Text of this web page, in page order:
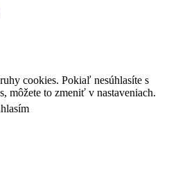
cookies. Pokiaľ nesúhlasíte s
môžete to zmeniť v nastaveniach.